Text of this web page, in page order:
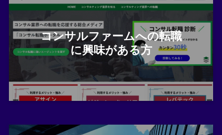
コンサルファームへの転職
に興味がある方